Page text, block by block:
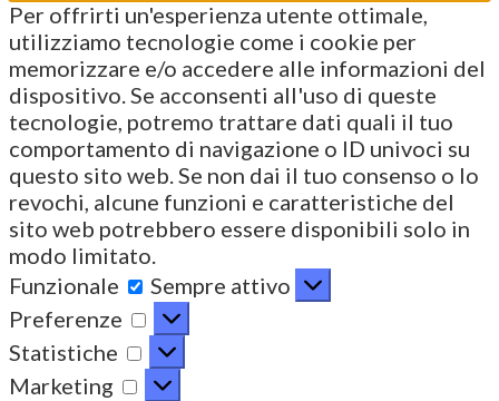
Per offrirti un'esperienza utente ottimale,
utilizziamo tecnologie come i cookie per
memorizzare e/o accedere alle informazioni del
dispositivo. Se acconsenti all'uso di queste
tecnologie, potremo trattare dati quali il tuo
comportamento di navigazione o ID univoci su
questo sito web. Se non dai il tuo consenso o lo
revochi, alcune funzioni e caratteristiche del
sito web potrebbero essere disponibili solo in
modo limitato.
Funzionale
Funzionale
Sempre attivo
Preferenze
Preferenze
Statistiche
Statistiche
Marketing
Marketing